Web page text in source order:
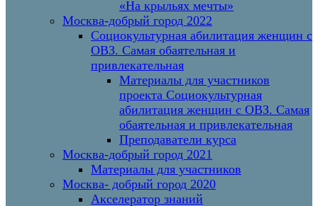
«На крыльях мечты»
Москва-добрый город 2022
Социокультурная абилитация женщин с
ОВЗ. Самая обаятельная и
привлекательная
Материалы для участников
проекта Социокультурная
абилитация женщин с ОВЗ. Самая
обаятельная и привлекательная
Преподаватели курса
Москва-добрый город 2021
Материалы для участников
Москва- добрый город 2020
Акселератор знаний